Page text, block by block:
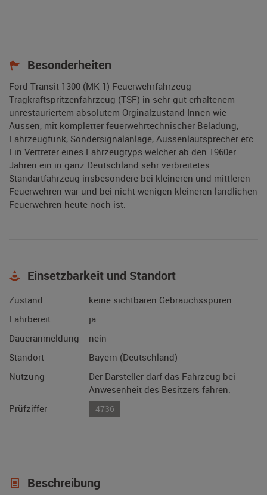
Besonderheiten
Ford Transit 1300 (MK 1) Feuerwehrfahrzeug
Tragkraftspritzenfahrzeug (TSF) in sehr gut erhaltenem
unrestauriertem absolutem Orginalzustand Innen wie
Aussen, mit kompletter feuerwehrtechnischer Beladung,
Fahrzeugfunk, Sondersignalanlage, Aussenlautsprecher etc.
Ein Vertreter eines Fahrzeugtyps welcher ab den 1960er
Jahren ein in ganz Deutschland sehr verbreitetes
Standartfahrzeug insbesondere bei kleineren und mittleren
Feuerwehren war und bei nicht wenigen kleineren ländlichen
Feuerwehren heute noch ist.
Einsetzbarkeit und Standort
Zustand
keine sichtbaren Gebrauchsspuren
Fahrbereit
ja
Daueranmeldung
nein
Standort
Bayern (Deutschland)
Nutzung
Der Darsteller darf das Fahrzeug bei
Anwesenheit des Besitzers fahren.
Prüfziffer
4736
Beschreibung